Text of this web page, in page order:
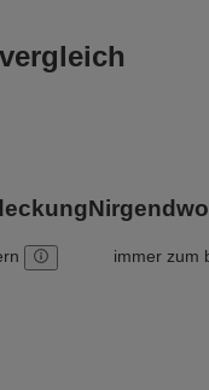
immer zum